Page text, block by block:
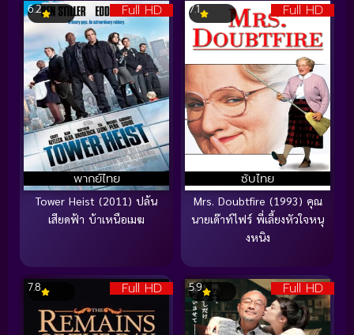
Full HD
พากย์ไทย
6.2
Tower Heist (2011) ปล้น
เสียดฟ้า บ้าเหนือเมฆ
Full HD
ซับไทย
7.1
Mrs. Doubtfire (1993) คุณ
นายเด๊าท์ไฟร์ พี่เลี้ยงหัวใจหนุ
งหนิง
Full HD
7.8 Full HD
5.9